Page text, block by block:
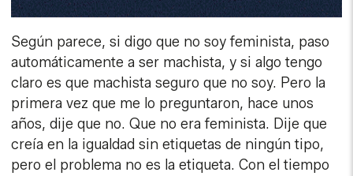
Según parece, si digo que no soy feminista, paso
automáticamente a ser machista, y si algo tengo
claro es que machista seguro que no soy. Pero la
primera vez que me lo preguntaron, hace unos
años, dije que no. Que no era feminista. Dije que
creía en la igualdad sin etiquetas de ningún tipo,
pero el problema no es la etiqueta. Con el tiempo